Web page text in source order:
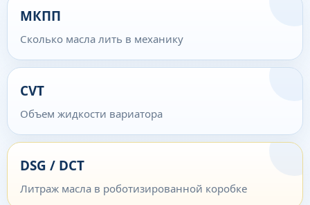
МКПП
Сколько масла лить в механику
CVT
Объем жидкости вариатора
DSG / DCT
Литраж масла в роботизированной коробке